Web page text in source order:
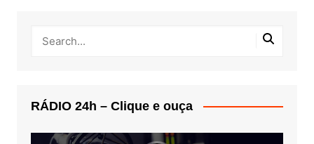
RÁDIO 24h – Clique e ouça